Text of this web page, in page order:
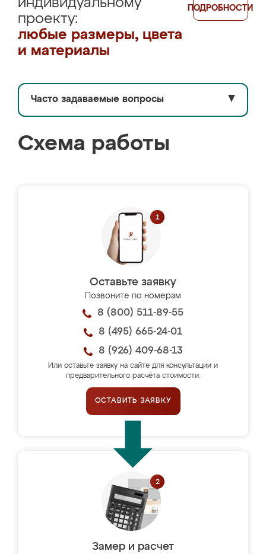
индивидуальному
проекту:
любые размеры, цвета
и материалы
ПОДРОБНОСТИ
Часто задаваемые вопросы ▼
Схема работы
Оставьте заявку
Позвоните по номерам
8 (800) 511-89-55
8 (495) 665-24-01
8 (926) 409-68-13
Или оставьте заявку на сайте для консультации и
предварительного расчёта стоимости.
ОСТАВИТЬ ЗАЯВКУ
Замер и расчет